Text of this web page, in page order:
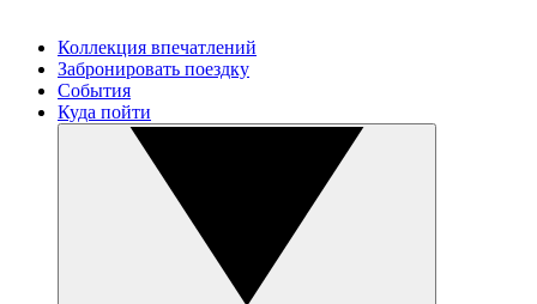
Коллекция впечатлений
Забронировать поездку
События
Куда пойти